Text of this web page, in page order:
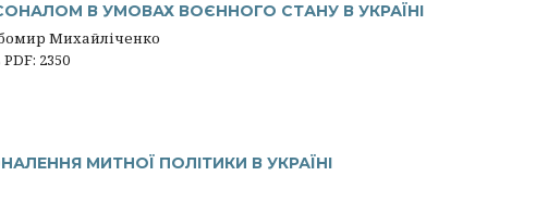
В УМОВАХ ВОЄННОГО СТАНУ В УКРАЇНІ
Михайліченко
2350
МИТНОЇ ПОЛІТИКИ В УКРАЇНІ